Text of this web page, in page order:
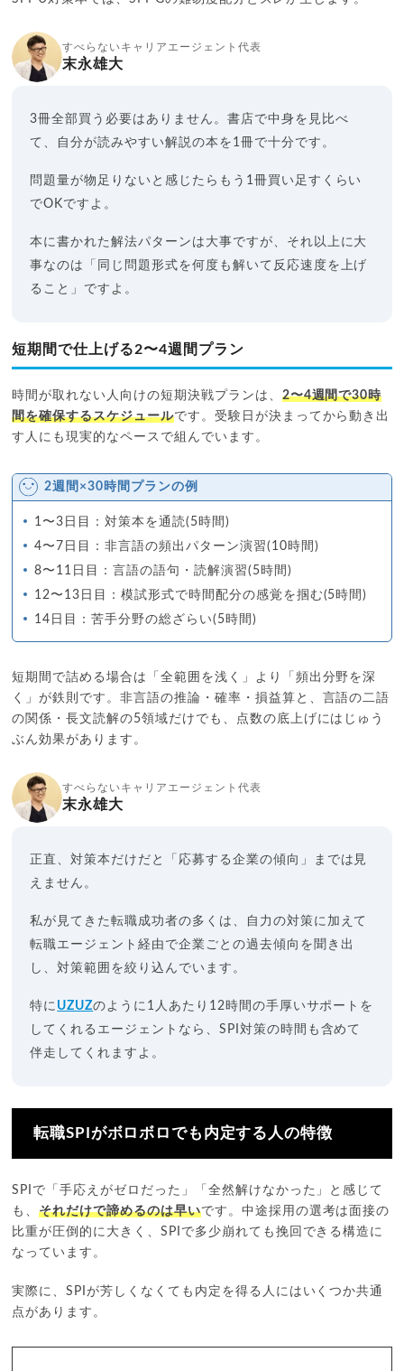
すべらないキャリアエージェント代表
末永雄大
3冊全部買う必要はありません。書店で中身を見比べ
て、自分が読みやすい解説の本を1冊で十分です。
問題量が物足りないと感じたらもう1冊買い足すくらい
でOKですよ。
本に書かれた解法パターンは大事ですが、それ以上に大
事なのは「同じ問題形式を何度も解いて反応速度を上げ
ること」ですよ。
短期間で仕上げる2〜4週間プラン
時間が取れない人向けの短期決戦プランは、 2〜4週間で30時
間を確保するスケジュールです。受験日が決まってから動き出
す人にも現実的なペースで組んでいます。
2週間×30時間プランの例
1〜3日目：対策本を通読(5時間)
4〜7日目：非言語の頻出パターン演習(10時間)
8〜11日目：言語の語句・読解演習(5時間)
12〜13日目：模試形式で時間配分の感覚を掴む(5時間)
14日目：苦手分野の総ざらい(5時間)
短期間で詰める場合は「全範囲を浅く」より「頻出分野を深
く」が鉄則です。非言語の推論・確率・損益算と、言語の二語
の関係・長文読解の5領域だけでも、点数の底上げにはじゅう
ぶん効果があります。
すべらないキャリアエージェント代表
末永雄大
正直、対策本だけだと「応募する企業の傾向」までは見
えません。
私が見てきた転職成功者の多くは、自力の対策に加えて
転職エージェント経由で企業ごとの過去傾向を聞き出
し、対策範囲を絞り込んでいます。
特に UZUZのように1人あたり12時間の手厚いサポートを
してくれるエージェントなら、SPI対策の時間も含めて
伴走してくれますよ。
転職SPIがボロボロでも内定する人の特徴
SPIで「手応えがゼロだった」「全然解けなかった」と感じて
も、それだけで諦めるのは早いです。中途採用の選考は面接の
比重が圧倒的に大きく、SPIで多少崩れても挽回できる構造に
なっています。
実際に、SPIが芳しくなくても内定を得る人にはいくつか共通
点があります。